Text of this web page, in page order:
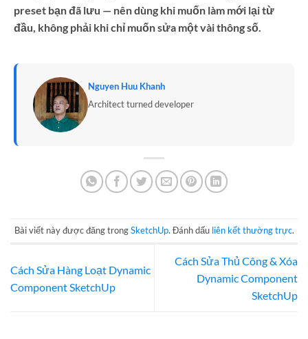
preset bạn đã lưu — nên dùng khi muốn làm mới lại từ
đầu, không phải khi chỉ muốn sửa một vài thông số.
Nguyen Huu Khanh
Architect turned developer
Bài viết này được đăng trongSketchUp. Đánh dấu liên kết thường trực.
Cách Sửa Hàng Loạt Dynamic
Component SketchUp
Cách Sửa Thủ Công & Xóa
Dynamic Component
SketchUp